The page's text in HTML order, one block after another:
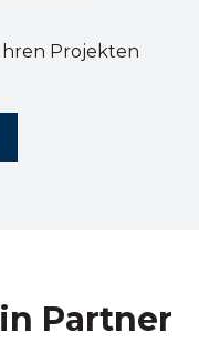
Projekten
Partner